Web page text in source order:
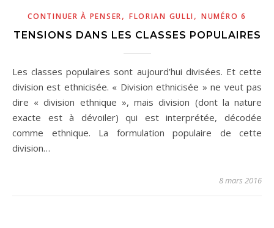
CONTINUER À PENSER, FLORIAN GULLI,NUMÉRO 6
TENSIONS DANS LES CLASSES POPULAIRES
Les classes populaires sont aujourd’hui divisées. Et cette
division est ethnicisée. « Division ethnicisée » ne veut pas
dire « division ethnique », mais division (dont la nature
exacte est à dévoiler) qui est interprétée, décodée
comme ethnique. La formulation populaire de cette
division…
8 mars 2016